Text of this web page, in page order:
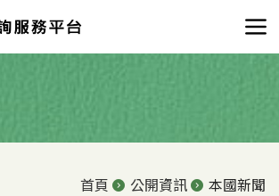
首頁 公開資訊 本國新聞